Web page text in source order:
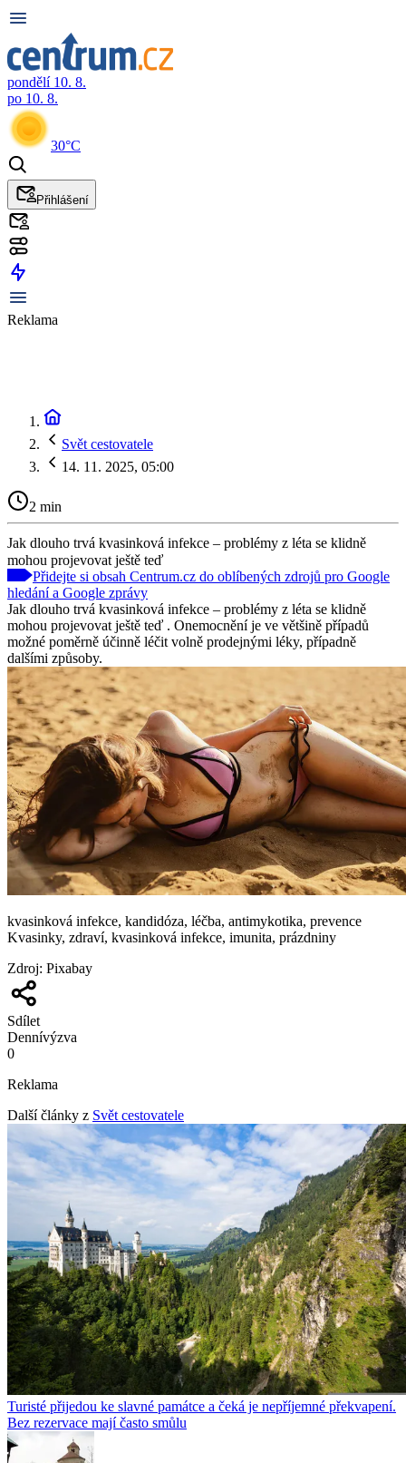
pondělí 10. 8.
po 10. 8.
30°C
Přihlášení
Reklama
Svět cestovatele
14. 11. 2025, 05:00
2 min
Jak dlouho trvá kvasinková infekce – problémy z léta se klidně
mohou projevovat ještě teď
Přidejte si obsah Centrum.cz do oblíbených zdrojů pro Google
hledání a Google zprávy
Jak dlouho trvá kvasinková infekce – problémy z léta se klidně
mohou projevovat ještě teď . Onemocnění je ve většině případů
možné poměrně účinně léčit volně prodejnými léky, případně
dalšími způsoby.
kvasinková infekce, kandidóza, léčba, antimykotika, prevence
Kvasinky, zdraví, kvasinková infekce, imunita, prázdniny
Zdroj: Pixabay
Sdílet
Dennívýzva
0
Reklama
Další články z Svět cestovatele
Turisté přijedou ke slavné památce a čeká je nepříjemné překvapení.
Bez rezervace mají často smůlu